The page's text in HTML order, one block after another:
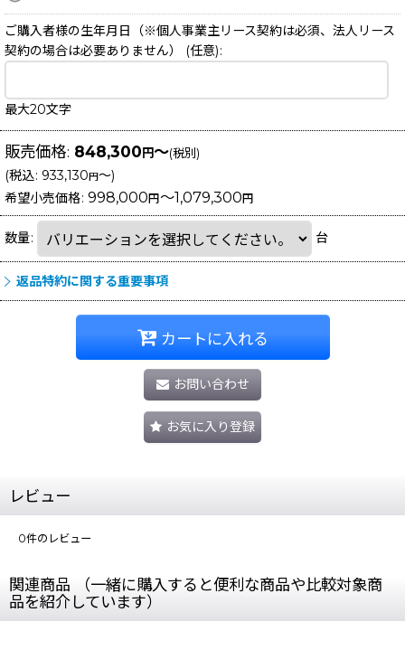
ご購入者様の生年月日（※個人事業主リース契約は必須、法人リース
契約の場合は必要ありません）
(任意):
最大20文字
販売価格: 848,300円～(税別)
(税込: 933,130 円～)
希望小売価格: 998,000 円 ～1,079,300 円
数量: 台
返品特約に関する重要事項
カートに入れる
お問い合わせ
お気に入り登録
レビュー
0件のレビュー
関連商品 （一緒に購入すると便利な商品や比較対象商
品を紹介しています）